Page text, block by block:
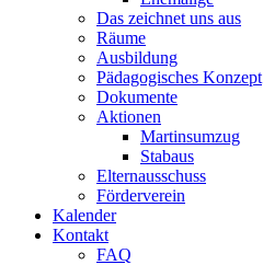
Das zeichnet uns aus
Räume
Ausbildung
Pädagogisches Konzept
Dokumente
Aktionen
Martinsumzug
Stabaus
Elternausschuss
Förderverein
Kalender
Kontakt
FAQ